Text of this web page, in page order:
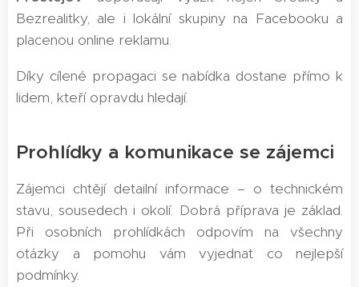
Bezrealitky, ale i lokální skupiny na Facebooku a
placenou online reklamu.
Díky cílené propagaci se nabídka dostane přímo k
lidem, kteří opravdu hledají.
Prohlídky a komunikace se zájemci
Zájemci chtějí detailní informace – o technickém
stavu, sousedech i okolí. Dobrá příprava je základ.
Při osobních prohlídkách odpovím na všechny
otázky a pomohu vám vyjednat co nejlepší
podmínky.